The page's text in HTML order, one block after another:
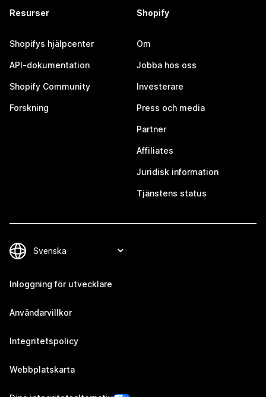
Resurser
Shopifys hjälpcenter
API-dokumentation
Shopify Community
Forskning
Shopify
Om
Jobba hos oss
Investerare
Press och media
Partner
Affiliates
Juridisk information
Tjänstens status
Inloggning för utvecklare
Användarvillkor
Integritetspolicy
Webbplatskarta